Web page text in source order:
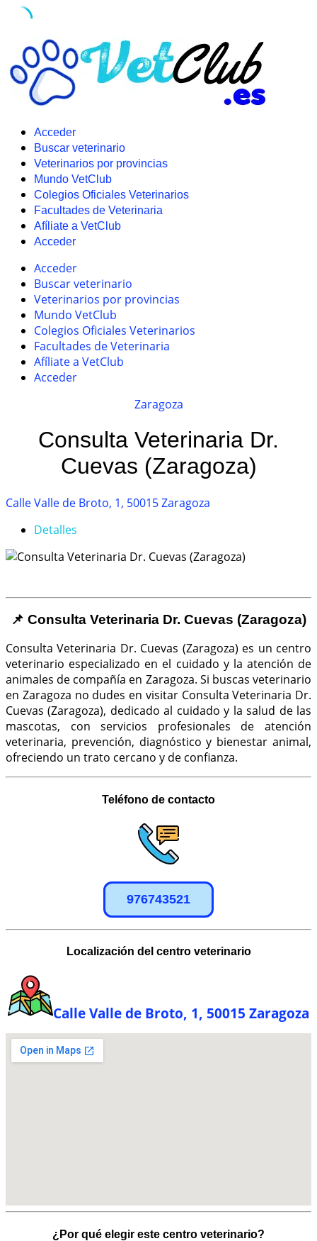
Skip
content
Acceder
Buscar veterinario
Veterinarios por provincias
Mundo VetClub
Colegios Oficiales Veterinarios
Facultades de Veterinaria
Afíliate a VetClub
Acceder
Acceder
Buscar veterinario
Veterinarios por provincias
Mundo VetClub
Colegios Oficiales Veterinarios
Facultades de Veterinaria
Afíliate a VetClub
Acceder
Zaragoza
Consulta Veterinaria Dr.
Cuevas (Zaragoza)
Calle Valle de Broto, 1, 50015 Zaragoza
Detalles
📌 Consulta Veterinaria Dr. Cuevas (Zaragoza)
Consulta Veterinaria Dr. Cuevas (Zaragoza) es un centro
veterinario especializado en el cuidado y la atención de
animales de compañía en Zaragoza. Si buscas veterinario
en Zaragoza no dudes en visitar Consulta Veterinaria Dr.
Cuevas (Zaragoza), dedicado al cuidado y la salud de las
mascotas, con servicios profesionales de atención
veterinaria, prevención, diagnóstico y bienestar animal,
ofreciendo un trato cercano y de confianza.
Teléfono de contacto
976743521
Localización del centro veterinario
Calle Valle de Broto, 1, 50015 Zaragoza
¿Por qué elegir este centro veterinario?